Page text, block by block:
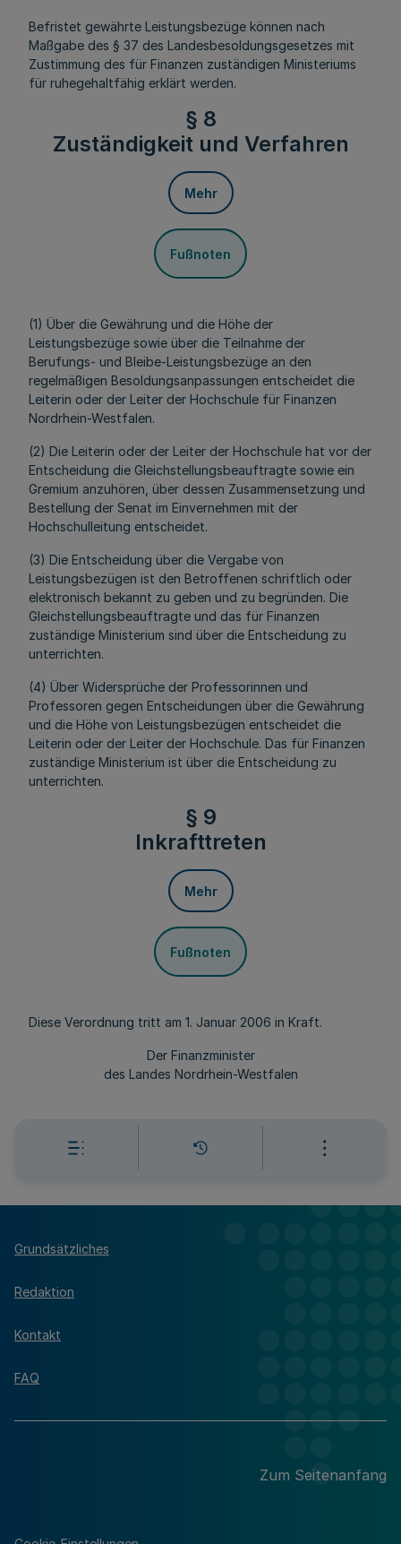
Befristet gewährte Leistungsbezüge können nach
Maßgabe des § 37 des Landesbesoldungsgesetzes mit
Zustimmung des für Finanzen zuständigen Ministeriums
für ruhegehaltfähig erklärt werden.
§ 8
Zuständigkeit und Verfahren
Mehr
Fußnoten
(1) Über die Gewährung und die Höhe der
Leistungsbezüge sowie über die Teilnahme der
Berufungs- und Bleibe-Leistungsbezüge an den
regelmäßigen Besoldungsanpassungen entscheidet die
Leiterin oder der Leiter der Hochschule für Finanzen
Nordrhein-Westfalen.
(2) Die Leiterin oder der Leiter der Hochschule hat vor der
Entscheidung die Gleichstellungsbeauftragte sowie ein
Gremium anzuhören, über dessen Zusammensetzung und
Bestellung der Senat im Einvernehmen mit der
Hochschulleitung entscheidet.
(3) Die Entscheidung über die Vergabe von
Leistungsbezügen ist den Betroffenen schriftlich oder
elektronisch bekannt zu geben und zu begründen. Die
Gleichstellungsbeauftragte und das für Finanzen
zuständige Ministerium sind über die Entscheidung zu
unterrichten.
(4) Über Widersprüche der Professorinnen und
Professoren gegen Entscheidungen über die Gewährung
und die Höhe von Leistungsbezügen entscheidet die
Leiterin oder der Leiter der Hochschule. Das für Finanzen
zuständige Ministerium ist über die Entscheidung zu
unterrichten.
§ 9
Inkrafttreten
Mehr
Fußnoten
Diese Verordnung tritt am 1. Januar 2006 in Kraft.
Der Finanzminister
des Landes Nordrhein-Westfalen
Grundsätzliches
Redaktion
Kontakt
FAQ
Zum Seitenanfang